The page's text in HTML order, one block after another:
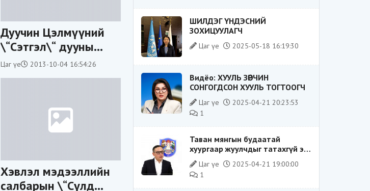
Дуучин Цэлмүүний
\“Сэтгэл\“ дууны
трейлэр
Цаг үе 2013-10-04 16:54:26
Хэвлэл мэдээллийн
салбарын \“Сүлд
ШИЛДЭГ ҮНДЭСНИЙ
ЗОХИЦУУЛАГЧ
Цаг үе 2025-05-18 16:19:30
Видёо: ХУУЛЬ ЗӨРЧИН
СОНГОГДСОН ХУУЛЬ ТОГТООГЧ
Цаг үе
2025-04-21 20:23:53
1
Таван мянгын будаатай
хуургаар жуулчдыг татахгүй ээ,
Д.Батсүх ээ
Цаг үе
2025-04-21 19:00:00
1